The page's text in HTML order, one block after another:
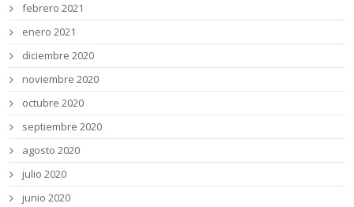
febrero 2021
enero 2021
diciembre 2020
noviembre 2020
octubre 2020
septiembre 2020
agosto 2020
julio 2020
junio 2020